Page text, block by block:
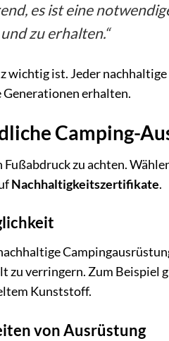
es ist eine
zu erhalten.“
wichtig ist. Jeder
erhalten.
Camping-
Fußabdruck zu achten.
Nachhaltigkeitszertifikate.
zu verringern. Zum Beispiel
Kunststoff.
von Ausrüstung